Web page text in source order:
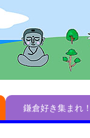
鎌倉好き集まれ！